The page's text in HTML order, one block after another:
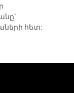
հետ: